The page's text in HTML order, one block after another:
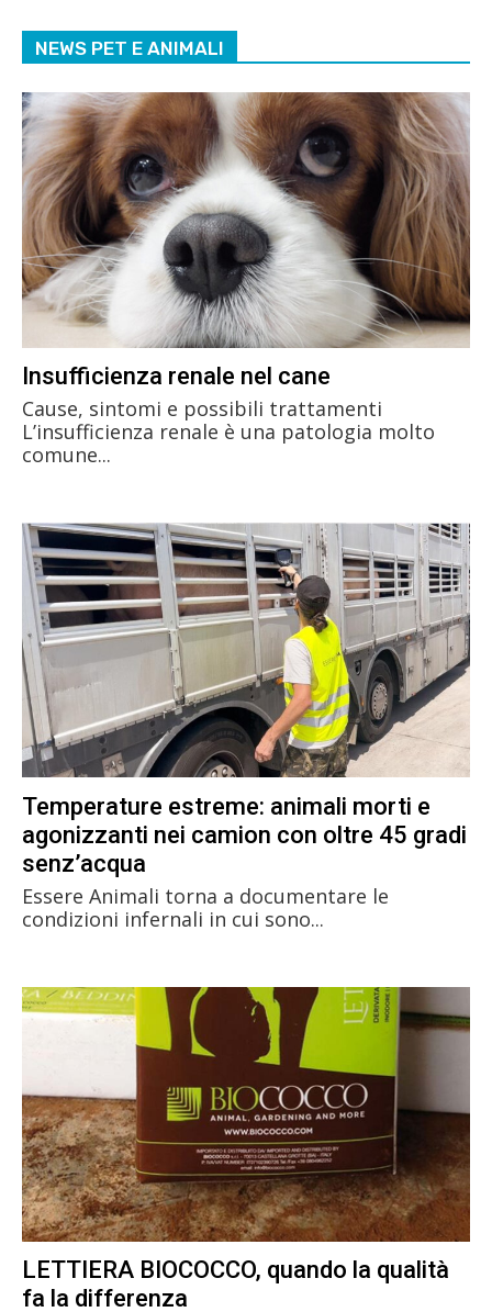
NEWS PET E ANIMALI
Insufficienza renale nel cane
Cause, sintomi e possibili trattamenti
L’insufficienza renale è una patologia molto
comune...
Temperature estreme: animali morti e
agonizzanti nei camion con oltre 45 gradi
senz’acqua
Essere Animali torna a documentare le
condizioni infernali in cui sono...
LETTIERA BIOCOCCO, quando la qualità
fa la differenza